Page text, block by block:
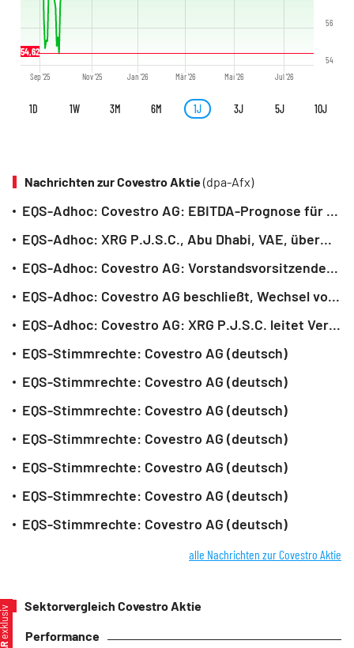
Sep '25 Nov '25 Jan '26 Mär '26 Mai '26 Jul '26
54
56
54,62
1D 1W 3M 6M 1J 3J 5J 10J
Nachrichten zur Covestro Aktie(dpa-Afx)
EQS-Adhoc: Covestro AG: EBITDA-Prognose für Gesamtjahr 2026 angehoben (deutsch)
EQS-Adhoc: XRG P.J.S.C., Abu Dhabi, VAE, übermittelt förmliches Squeeze-out-Verlangen und legt Barabfindung für die Übertragung der Aktien der Minderheitsaktionäre der Covestro AG auf EUR 59,46 je Aktie fest (deutsch)
EQS-Adhoc: Covestro AG: Vorstandsvorsitzender Dr. Markus Steilemann wird Vertrag nicht über 31. Mai 2028 hinaus verlängern (deutsch)
EQS-Adhoc: Covestro AG beschließt, Wechsel vom Prime Standard in den General Standard der Frankfurter Wertpapierbörse zu beantragen (deutsch)
EQS-Adhoc: Covestro AG: XRG P.J.S.C. leitet Verfahren zur Übertragung der Aktien der Minderheitsaktionäre der Covestro AG auf die XRG P.J.S.C. ein (aktienrechtlicher Squeeze-out) (deutsch)
EQS-Stimmrechte: Covestro AG (deutsch)
EQS-Stimmrechte: Covestro AG (deutsch)
EQS-Stimmrechte: Covestro AG (deutsch)
EQS-Stimmrechte: Covestro AG (deutsch)
EQS-Stimmrechte: Covestro AG (deutsch)
EQS-Stimmrechte: Covestro AG (deutsch)
EQS-Stimmrechte: Covestro AG (deutsch)
alle Nachrichten zur Covestro Aktie
Sektorvergleich Covestro Aktie
Performance